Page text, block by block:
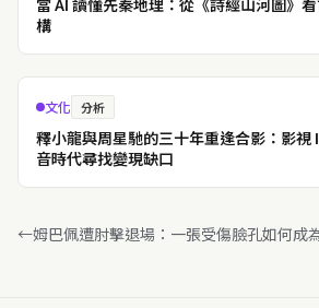
當 AI 讀懂先秦地理：從《詩經山河圖》
構
文化 分析
釋小龍與周星馳的三十年重逢合影：影視
音時代尋找變現缺口
←姆巴佩遭肘擊退場：一張受傷臉孔如何成